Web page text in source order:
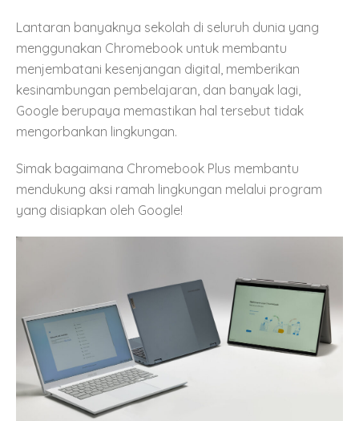
Lantaran banyaknya sekolah di seluruh dunia yang
menggunakan Chromebook untuk membantu
menjembatani kesenjangan digital, memberikan
kesinambungan pembelajaran, dan banyak lagi,
Google berupaya memastikan hal tersebut tidak
mengorbankan lingkungan.
Simak bagaimana Chromebook Plus membantu
mendukung aksi ramah lingkungan melalui program
yang disiapkan oleh Google!